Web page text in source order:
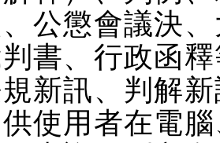
公懲會議決
書、行政函
新訊、判解
使用者在電